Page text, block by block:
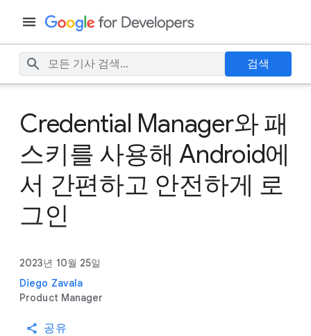
검색
Credential Manager와 패
스키를 사용해 Android에
서 간편하고 안전하게 로
그인
2023년 10월 25일
Diego Zavala
Product Manager
공유